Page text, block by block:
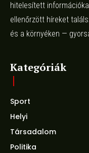
hitelesített
ellenőrzött híreket
és a környéken —
Kategóriák
Sport
Helyi
Társadalom
Politika